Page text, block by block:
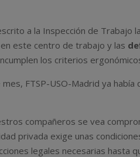
a la Inspección de Trabajo
este centro de trabajo y las
los criterios
FTSP-USO-Madrid ya había
compañeros se vea
privada exige unas
legales necesarias hasta